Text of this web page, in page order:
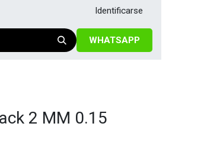
Identificarse
WHATSAPP
2 MM 0.15